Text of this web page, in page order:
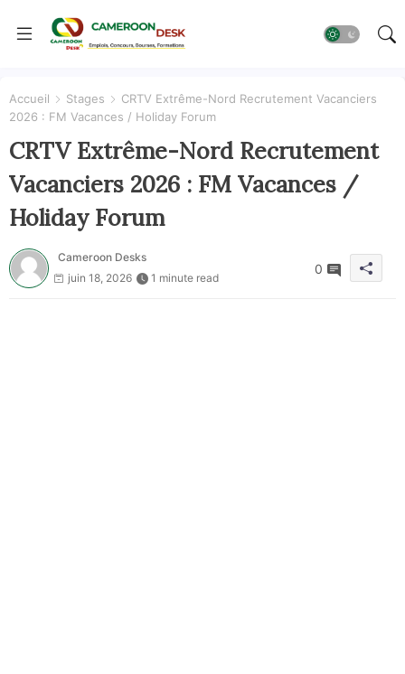
Accueil Stages
CRTV Extrême-Nord Recrutement Vacanciers
2026 : FM Vacances / Holiday Forum
CRTV Extrême-Nord Recrutement
Vacanciers 2026 : FM Vacances /
Holiday Forum
Cameroon Desks
juin 18, 2026
1 minute read
0